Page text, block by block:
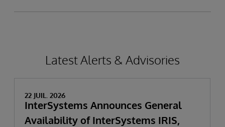
Latest Alerts & Advisories
22 JUIL. 2026
InterSystems Announces General
Availability of InterSystems IRIS,